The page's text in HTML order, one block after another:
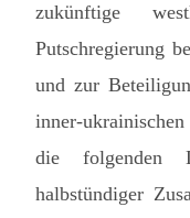
zukünftige
Putschregierung
und zur
inner-
die folgenden
halbstündiger